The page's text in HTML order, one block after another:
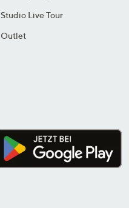
Studio Live Tour
Outlet